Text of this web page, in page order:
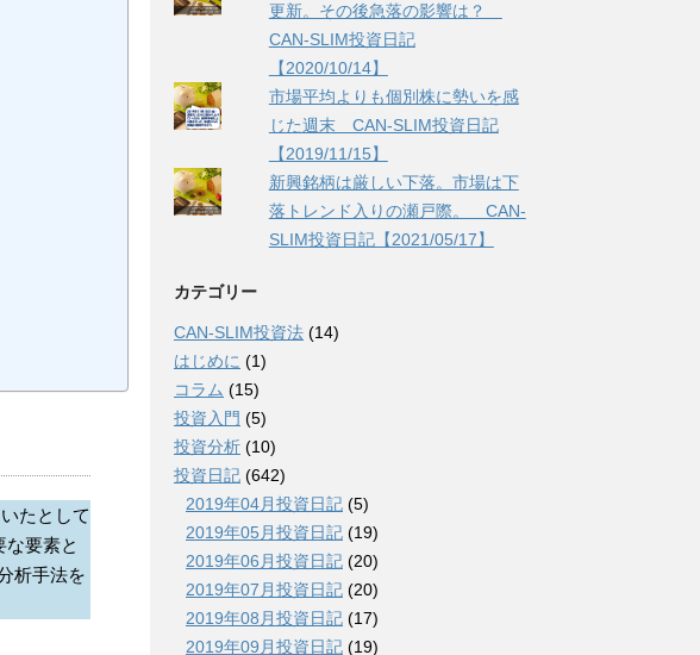
たとして
要素と
析手法を
更新。その後急落の影響は？
CAN-SLIM投資日記
【2020/10/14】
市場平均よりも個別株に勢いを感
じた週末 CAN-SLIM投資日記
【2019/11/15】
新興銘柄は厳しい下落。市場は下
落トレンド入りの瀬戸際。 CAN-
SLIM投資日記【2021/05/17】
カテゴリー
CAN-SLIM投資法 (14)
はじめに (1)
コラム (15)
投資入門 (5)
投資分析 (10)
投資日記 (642)
2019年04月投資日記 (5)
2019年05月投資日記 (19)
2019年06月投資日記 (20)
2019年07月投資日記 (20)
2019年08月投資日記 (17)
2019年09月投資日記 (19)